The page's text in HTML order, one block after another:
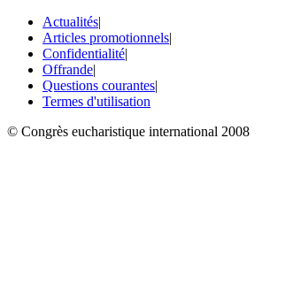
Actualités|
Articles promotionnels|
Confidentialité|
Offrande|
Questions courantes|
Termes d'utilisation
© Congrès eucharistique international 2008